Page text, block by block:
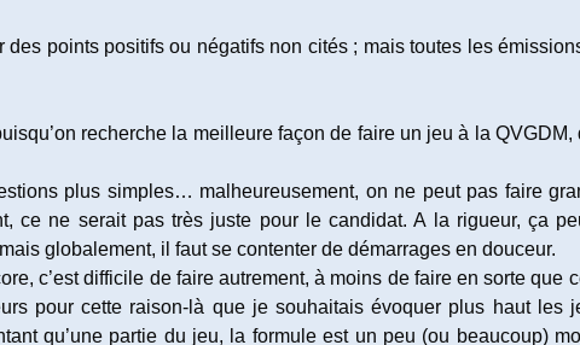
points positifs ou négatifs non cités ; mais toutes les
recherche la meilleure façon de faire un jeu à la
plus simples… malheureusement, on ne peut pas faire
ce ne serait pas très juste pour le candidat. A la rigueur, ça
globalement, il faut se contenter de démarrages en douceur.
c’est difficile de faire autrement, à moins de faire en sorte que
pour cette raison-là que je souhaitais évoquer plus haut
qu’une partie du jeu, la formule est un peu (ou beaucoup)